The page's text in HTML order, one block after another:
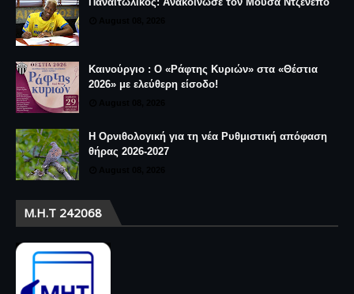
Καινούργιο : Ο «Ράφτης Κυριών» στα «Θέστια
2026» με ελεύθερη είσοδο!
Η Ορνιθολογική για τη νέα Ρυθμιστική απόφαση
θήρας 2026-2027
Μ.Η.Τ 242068